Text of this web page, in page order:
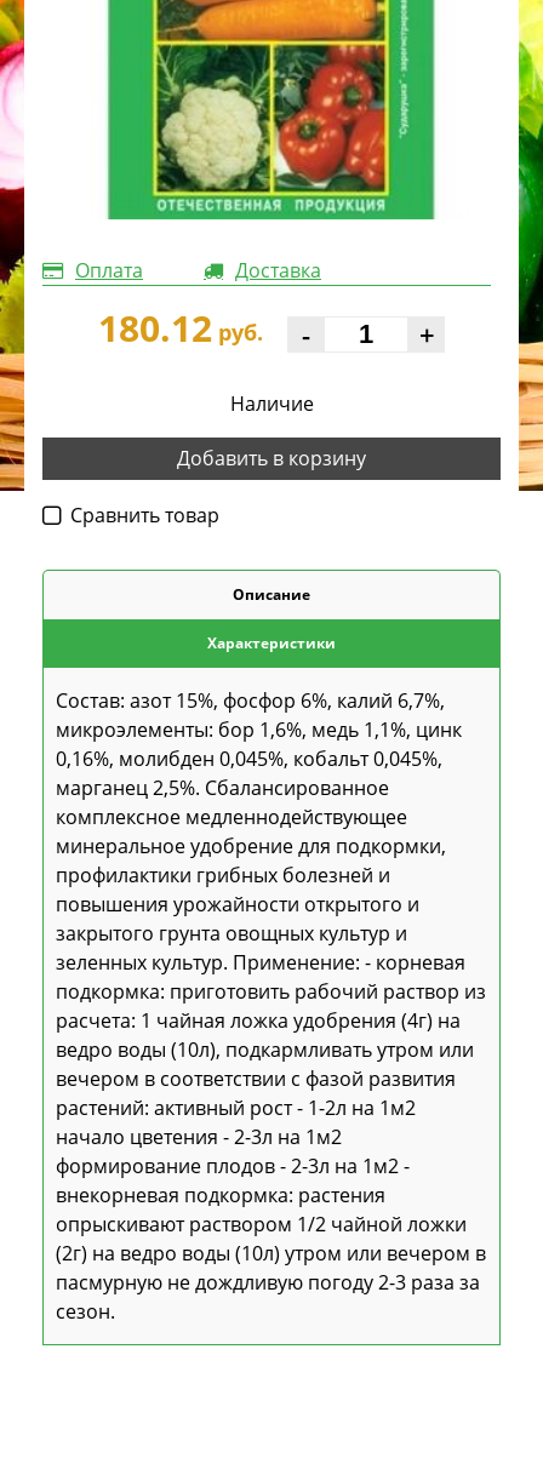
Оплата Доставка
180.12 руб. - +
Наличие
Добавить в корзину
Cравнить товар
Описание
Характеристики
Состав: азот 15%, фосфор 6%, калий 6,7%,
микроэлементы: бор 1,6%, медь 1,1%, цинк
0,16%, молибден 0,045%, кобальт 0,045%,
марганец 2,5%. Сбалансированное
комплексное медленнодействующее
минеральное удобрение для подкормки,
профилактики грибных болезней и
повышения урожайности открытого и
закрытого грунта овощных культур и
зеленных культур. Применение: - корневая
подкормка: приготовить рабочий раствор из
расчета: 1 чайная ложка удобрения (4г) на
ведро воды (10л), подкармливать утром или
вечером в соответствии с фазой развития
растений: активный рост - 1-2л на 1м2
начало цветения - 2-3л на 1м2
формирование плодов - 2-3л на 1м2 -
внекорневая подкормка: растения
опрыскивают раствором 1/2 чайной ложки
(2г) на ведро воды (10л) утром или вечером в
пасмурную не дождливую погоду 2-3 раза за
сезон.